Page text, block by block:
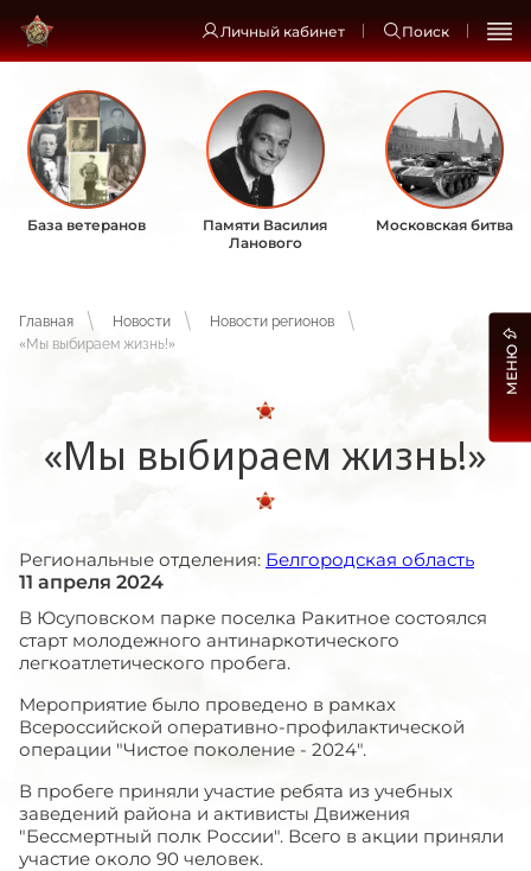
Личный кабинет Поиск
База ветеранов
Памяти Василия
Ланового
Московская битва
Главная Новости
Новости регионов
«Мы выбираем жизнь!»
«Мы выбираем жизнь!»
Региональные отделения: Белгородская область
11 апреля 2024
В Юсуповском парке поселка Ракитное состоялся
старт молодежного антинаркотического
легкоатлетического пробега.
Мероприятие было проведено в рамках
Всероссийской оперативно-профилактической
операции "Чистое поколение - 2024".
В пробеге приняли участие ребята из учебных
заведений района и активисты Движения
"Бессмертный полк России". Всего в акции приняли
участие около 90 человек.
МЕНЮ